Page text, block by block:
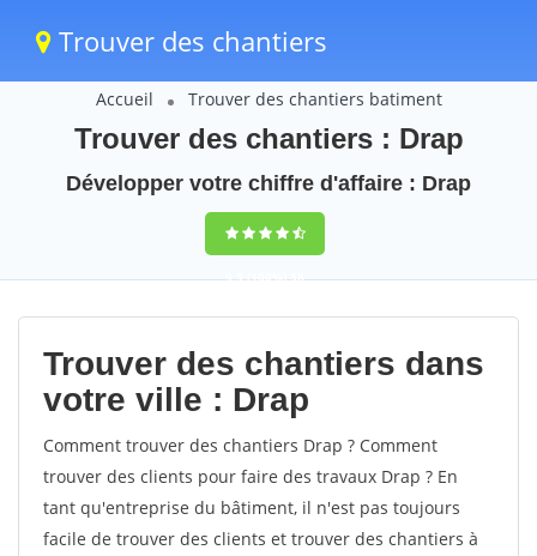
Trouver des chantiers
Accueil Trouver des chantiers batiment
Trouver des chantiers : Drap
Développer votre chiffre d'affaire : Drap
9,5(100%)58
votes
Trouver des chantiers dans
votre ville : Drap
Comment trouver des chantiers Drap ? Comment
trouver des clients pour faire des travaux Drap ? En
tant qu'entreprise du bâtiment, il n'est pas toujours
facile de trouver des clients et trouver des chantiers à